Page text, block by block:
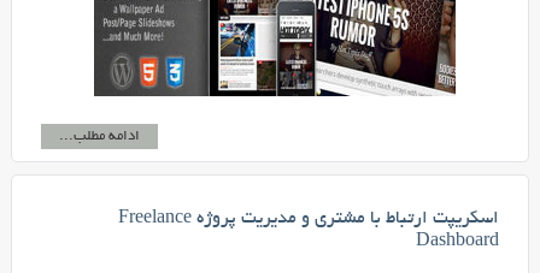
ادامه مطلب...
اسکریپت ارتباط با مشتری و مدیریت پروژه Freelance
Dashboard